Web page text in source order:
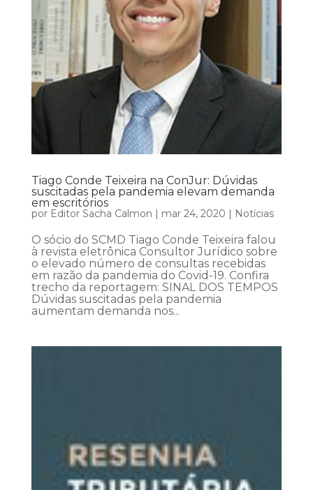
Tiago Conde Teixeira na ConJur: Dúvidas
suscitadas pela pandemia elevam demanda
em escritórios
por Editor Sacha Calmon | mar 24, 2020 | Notícias
O sócio do SCMD Tiago Conde Teixeira falou
à revista eletrônica Consultor Jurídico sobre
o elevado número de consultas recebidas
em razão da pandemia do Covid-19. Confira
trecho da reportagem: SINAL DOS TEMPOS
Dúvidas suscitadas pela pandemia
aumentam demanda nos...